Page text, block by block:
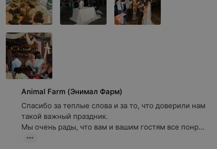
Animal Farm (Энимал Фарм)
Спасибо за теплые слова и за то, что доверили нам
такой важный праздник.
Мы очень рады, что вам и вашим гостям все понр...